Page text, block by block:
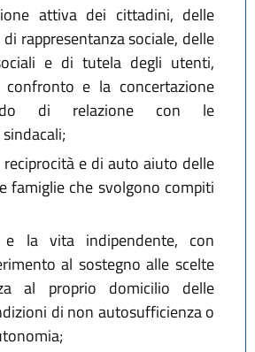
attiva dei cittadini, delle
rappresentanza sociale, delle
e di tutela degli utenti,
e la concertazione
di relazione con le
e di auto aiuto delle
famiglie che svolgono compiti
e la vita indipendente, con
al sostegno alle scelte
al proprio domicilio delle
di non autosufficienza o